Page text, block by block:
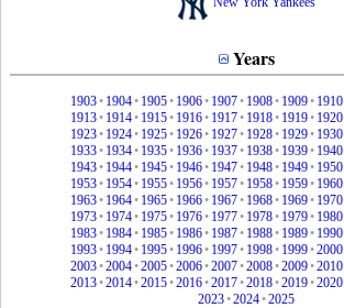
Years
1903• 1904• 1905• 1906• 1907• 1908• 1909• 1910
1913• 1914• 1915• 1916• 1917• 1918• 1919• 1920
1923• 1924• 1925• 1926• 1927• 1928• 1929• 1930
1933• 1934• 1935• 1936• 1937• 1938• 1939• 1940
1943• 1944• 1945• 1946• 1947• 1948• 1949• 1950
1953• 1954• 1955• 1956• 1957• 1958• 1959• 1960
1963• 1964• 1965• 1966• 1967• 1968• 1969• 1970
1973• 1974• 1975• 1976• 1977• 1978• 1979• 1980
1983• 1984• 1985• 1986• 1987• 1988• 1989• 1990
1993• 1994• 1995• 1996• 1997• 1998• 1999•2000
2003•2004•2005•2006•2007•2008•2009•2010
2013•2014•2015•2016•2017•2018•2019•2020
2023•2024•2025